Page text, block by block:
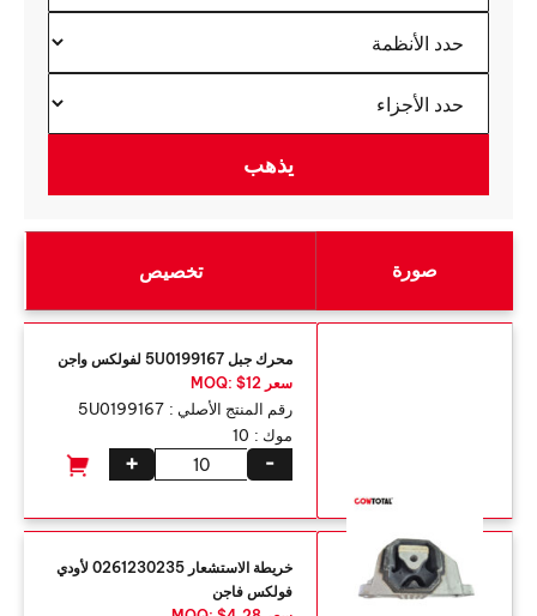
صورة تخصيص
محرك جبل 5U0199167 لفولكس واجن
سعر MOQ: $12
رقم المنتج الأصلي : 5U0199167
موك : 10
+ -
خريطة الاستشعار 0261230235 لأودي
فولكس فاجن